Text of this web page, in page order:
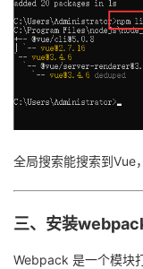
全局搜索能搜索到Vue
三、安装
Webpack 是一个模块